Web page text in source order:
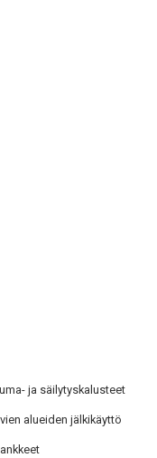
ja säilytyskalusteet
alueiden jälkikäyttö